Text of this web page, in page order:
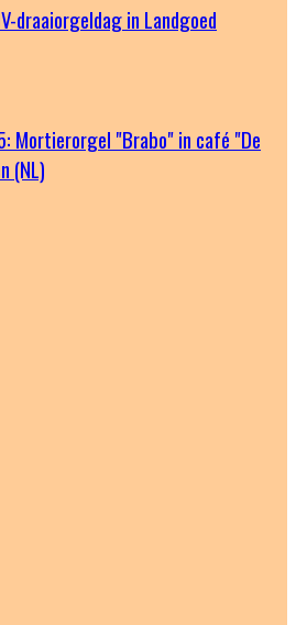
draaiorgeldag in Landgoed
Mortierorgel "Brabo" in café "De
(NL)